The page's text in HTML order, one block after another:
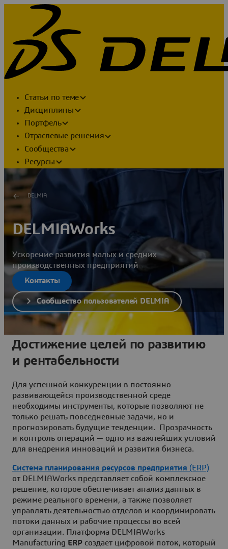
Статьи по теме
Дисциплины
Портфель
Отраслевые решения
Сообщества
Ресурсы
DELMIA
DELMIAWorks
Ускорение развития малых и средних
производственных предприятий
Контакты
Сообщество пользователей DELMIA
Достижение целей по развитию
и рентабельности
Для успешной конкуренции в постоянно
развивающейся производственной среде
необходимы инструменты, которые позволяют не
только решать повседневные задачи, но и
прогнозировать будущие тенденции. Прозрачность
и контроль операций — одно из важнейших условий
для внедрения инноваций и развития бизнеса.
Система планирования ресурсов предприятия (ERP)
от DELMIAWorks представляет собой комплексное
решение, которое обеспечивает анализ данных в
режиме реального времени, а также позволяет
управлять деятельностью отделов и координировать
потоки данных и рабочие процессы во всей
организации. Платформа DELMIAWorks
Manufacturing ERP создает цифровой поток, который